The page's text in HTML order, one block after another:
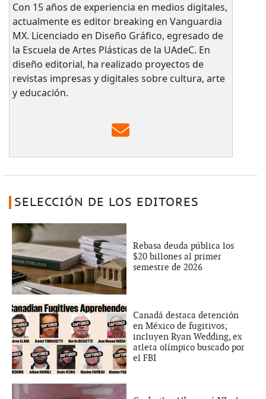
Con 15 años de experiencia en medios digitales,
actualmente es editor breaking en Vanguardia
MX. Licenciado en Diseño Gráfico, egresado de
la Escuela de Artes Plásticas de la UAdeC. En
diseño editorial, ha realizado proyectos de
revistas impresas y digitales sobre cultura, arte
y educación.
SELECCIÓN DE LOS EDITORES
Rebasa deuda pública los
$20 billones al primer
semestre de 2026
Canadá destaca detención
en México de fugitivos;
incluyen Ryan Wedding, ex
atleta olímpico buscado por
el FBI